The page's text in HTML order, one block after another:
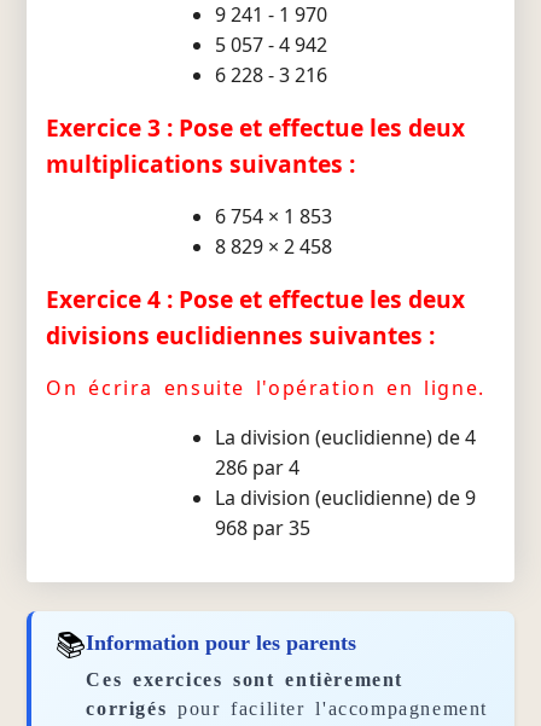
9 241 - 1 970
5 057 - 4 942
6 228 - 3 216
Exercice 3 : Pose et effectue les deux
multiplications suivantes :
6 754 × 1 853
8 829 × 2 458
Exercice 4 : Pose et effectue les deux
divisions euclidiennes suivantes :
On écrira ensuite l'opération en ligne.
La division (euclidienne) de 4
286 par 4
La division (euclidienne) de 9
968 par 35
📚Information pour les parents
Ces exercices sont entièrement
corrigés pour faciliter l'accompagnement